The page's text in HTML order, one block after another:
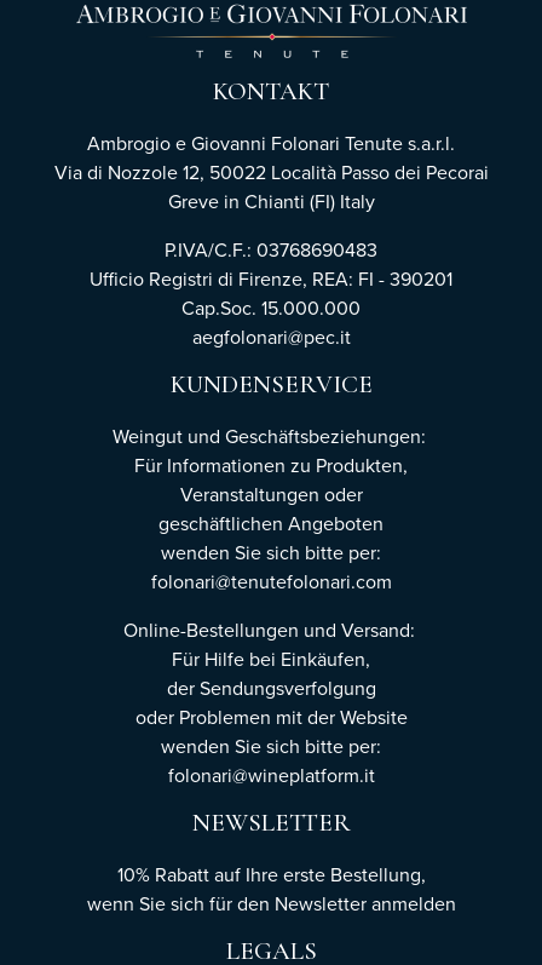
KONTAKT
Ambrogio e Giovanni Folonari Tenute s.a.r.l.
Via di Nozzole 12, 50022 Località Passo dei Pecorai
Greve in Chianti (FI) Italy
P.IVA/C.F.: 03768690483
Ufficio Registri di Firenze, REA: FI - 390201
Cap.Soc. 15.000.000
aegfolonari@pec.it
KUNDENSERVICE
Weingut und Geschäftsbeziehungen:
Für Informationen zu Produkten,
Veranstaltungen oder
geschäftlichen Angeboten
wenden Sie sich bitte per:
folonari@tenutefolonari.com
Online-Bestellungen und Versand:
Für Hilfe bei Einkäufen,
der Sendungsverfolgung
oder Problemen mit der Website
wenden Sie sich bitte per:
folonari@wineplatform.it
NEWSLETTER
10% Rabatt auf Ihre erste Bestellung,
wenn Sie sich für den Newsletteranmelden
LEGALS